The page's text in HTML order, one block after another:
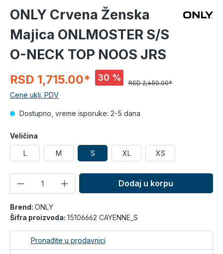
ONLY Crvena Ženska
Majica ONLMOSTER S/S
O-NECK TOP NOOS JRS
RSD 1,715.00* 30 %
RSD 2,450.00*
Cene uklj. PDV
Dostupno, vreme isporuke: 2-5 dana
Veličina
L M S XL XS
Dodaj u korpu
Brend: ONLY
Šifra proizvoda: 15106662 CAYENNE_S
Pronađite u prodavnici